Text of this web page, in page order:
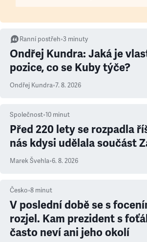
Ranní postřeh•3 minuty
Ondřej Kundra: Jaká je
pozice, co se Kuby týče?
Ondřej Kundra•7. 8. 2026
Společnost•10 minut
Před 220 lety se rozpadla
nás kdysi udělala součást
Marek Švehla•6. 8. 2026
Česko•8 minut
V poslední době se s
rozjel. Kam prezident s
často neví ani jeho okolí